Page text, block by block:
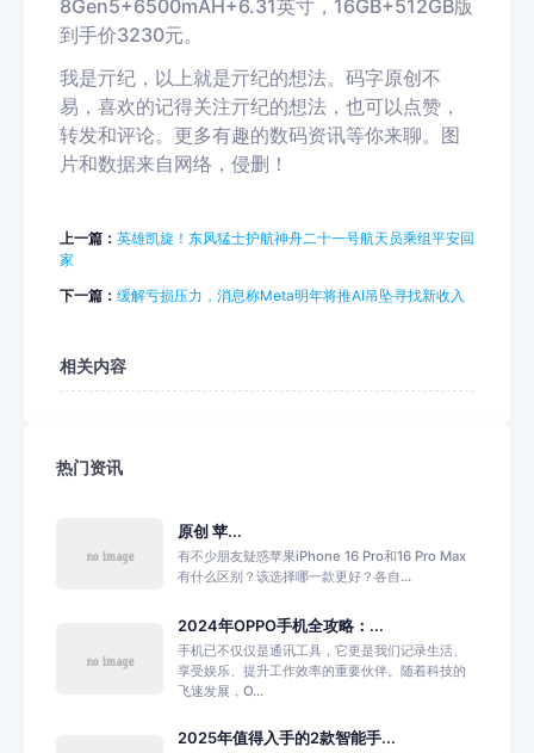
8Gen5+6500mAH+6.31英寸，16GB+512GB版
到手价3230元。
我是亓纪，以上就是亓纪的想法。码字原创不
易，喜欢的记得关注亓纪的想法，也可以点赞，
转发和评论。更多有趣的数码资讯等你来聊。图
片和数据来自网络，侵删！
上一篇： 英雄凯旋！东风猛士护航神舟二十一号航天员乘组平安回
家
下一篇： 缓解亏损压力，消息称Meta明年将推AI吊坠寻找新收入
相关内容
热门资讯
原创 苹...
有不少朋友疑惑苹果iPhone 16 Pro和16 Pro Max
有什么区别？该选择哪一款更好？各自...
2024年OPPO手机全攻略：...
手机已不仅仅是通讯工具，它更是我们记录生活、
享受娱乐、提升工作效率的重要伙伴。随着科技的
飞速发展，O...
2025年值得入手的2款智能手...